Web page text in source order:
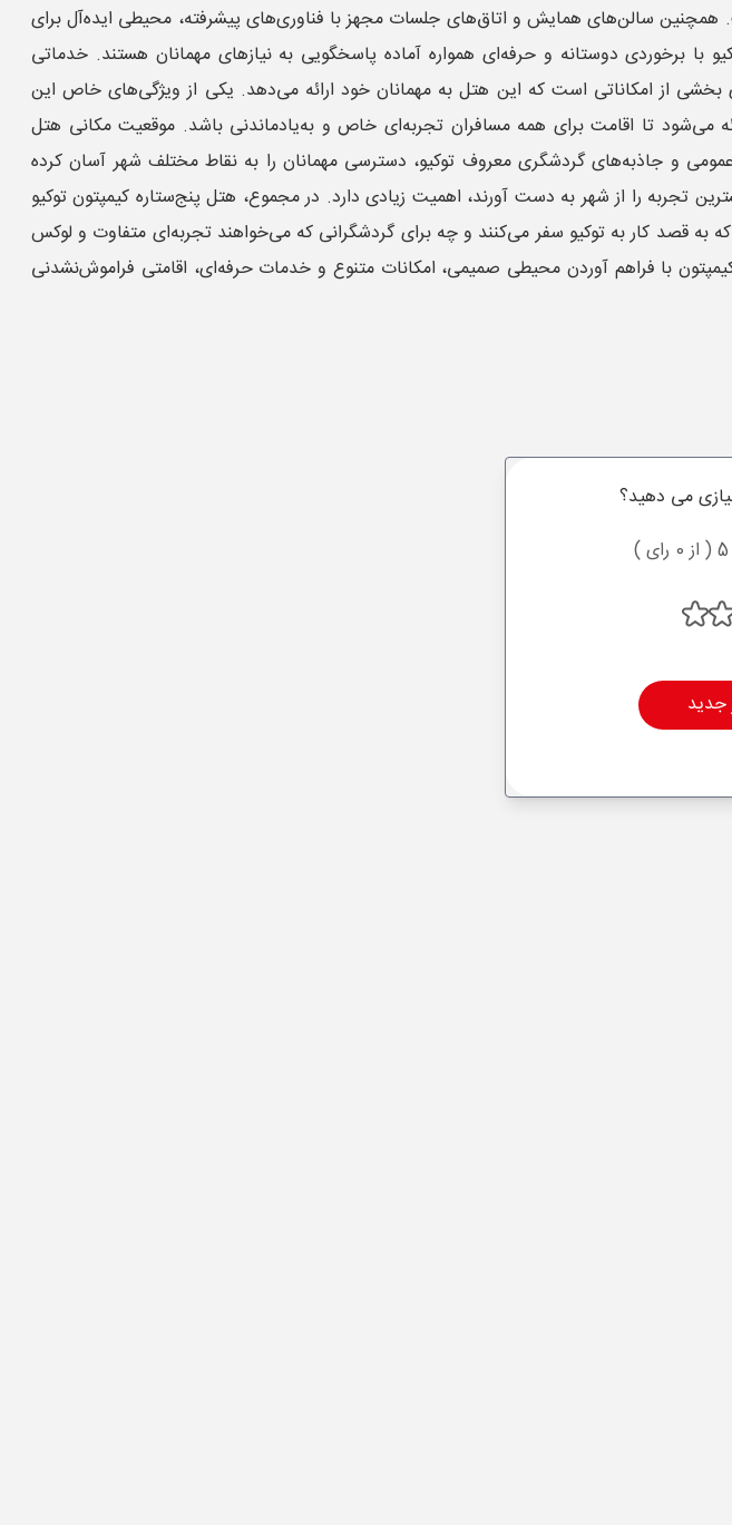
سالن‌های همایش و اتاق‌های جلسات مجهز با فناوری‌های پیشرفته، محیطی ایده‌آل برای
با برخوردی دوستانه و حرفه‌ای همواره آماده پاسخگویی به نیازهای مهمانان هستند. خدماتی
از امکاناتی است که این هتل به مهمانان خود ارائه می‌دهد. یکی از ویژگی‌های خاص این
تا اقامت برای همه مسافران تجربه‌ای خاص و به‌یادماندنی باشد. موقعیت مکانی هتل
و جاذبه‌های گردشگری معروف توکیو، دسترسی مهمانان را به نقاط مختلف شهر آسان کرده
تجربه را از شهر به دست آورند، اهمیت زیادی دارد. در مجموع، هتل پنج‌ستاره کیمپتون توکیو
قصد کار به توکیو سفر می‌کنند و چه برای گردشگرانی که می‌خواهند تجربه‌ای متفاوت و لوکس
با فراهم آوردن محیطی صمیمی، امکانات متنوع و خدمات حرفه‌ای، اقامتی فراموش‌نشدنی
می دهید؟
جدید